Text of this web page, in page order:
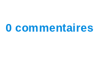
0 commentaires